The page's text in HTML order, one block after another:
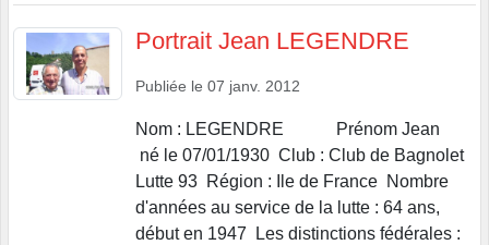
Portrait Jean LEGENDRE
Publiée le 07 janv. 2012
Nom : LEGENDRE Prénom Jean
né le 07/01/1930 Club : Club de Bagnolet
Lutte 93 Région : Ile de France Nombre
d'années au service de la lutte : 64 ans,
début en 1947 Les distinctions fédérales :